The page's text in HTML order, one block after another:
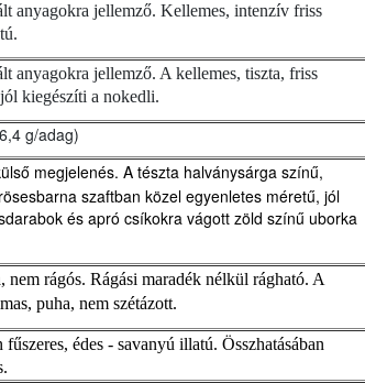
anyagokra jellemző. Kellemes, intenzív friss
anyagokra jellemző. A kellemes, tiszta, friss
kiegészíti a nokedli.
g/adag)
megjelenés. A tészta halványsárga színű,
szaftban közel egyenletes méretű, jól
és apró csíkokra vágott zöld színű uborka
nem rágós. Rágási maradék nélkül rágható. A
puha, nem szétázott.
fűszeres, édes - savanyú illatú. Összhatásában